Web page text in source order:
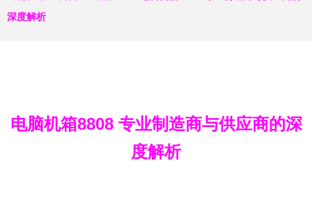
深度解析
电脑机箱8808 专业制造商与供应商的深
度解析